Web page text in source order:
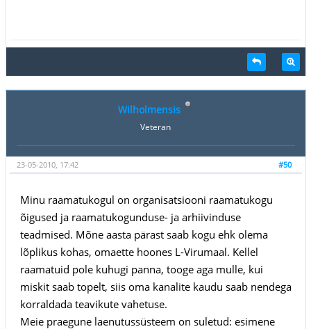
Wilholmensis
Veteran
#50
23-05-2010, 17:42
Minu raamatukogul on organisatsiooni raamatukogu
õigused ja raamatukogunduse- ja arhiivinduse
teadmised. Mõne aasta pärast saab kogu ehk olema
lõplikus kohas, omaette hoones L-Virumaal. Kellel
raamatuid pole kuhugi panna, tooge aga mulle, kui
miskit saab topelt, siis oma kanalite kaudu saab nendega
korraldada teavikute vahetuse.
Meie praegune laenutussüsteem on suletud: esimene